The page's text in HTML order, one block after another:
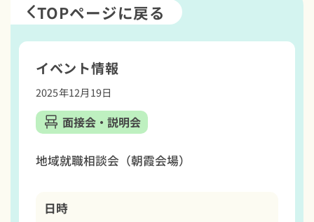
TOPページに戻る
イベント情報
2025年12月19日
地域就職相談会（朝霞会場）
面接会・説明会
日時